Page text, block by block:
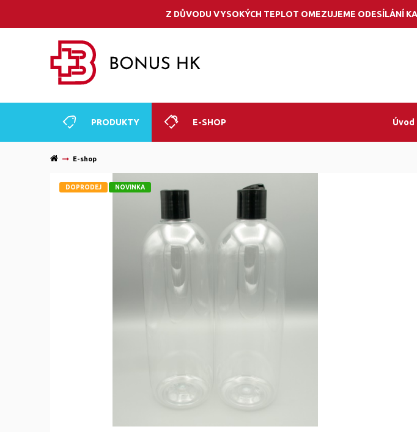
Z DŮVODU VYSOKÝCH TEPLOT OMEZUJEME ODESÍLÁNÍ
PRODUKTY E-SHOP Úvod
E-shop
DOPRODEJ NOVINKA